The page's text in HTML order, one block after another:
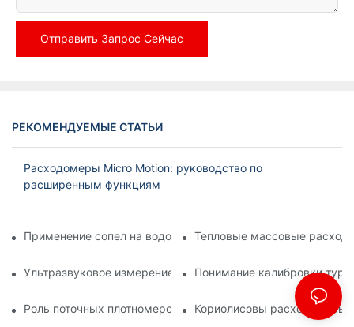
Отправить Запрос Сейчас
РЕКОМЕНДУЕМЫЕ СТАТЬИ
Расходомеры Micro Motion: руководство по
расширенным функциям
Применение сопел на водоочистных сооружениях
Тепловые массовые
Ультразвуковое измерение плотности: методы и
Понимание калибровки
Роль поточных плотномеров в процессах нефтепереработки
Кориолисовы расходомеры: